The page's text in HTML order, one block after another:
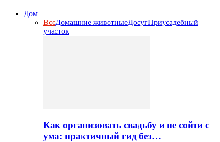
Дом
ВсеДомашние животныеДосугПриусадебный
участок
Как организовать свадьбу и не сойти с
ума: практичный гид без…